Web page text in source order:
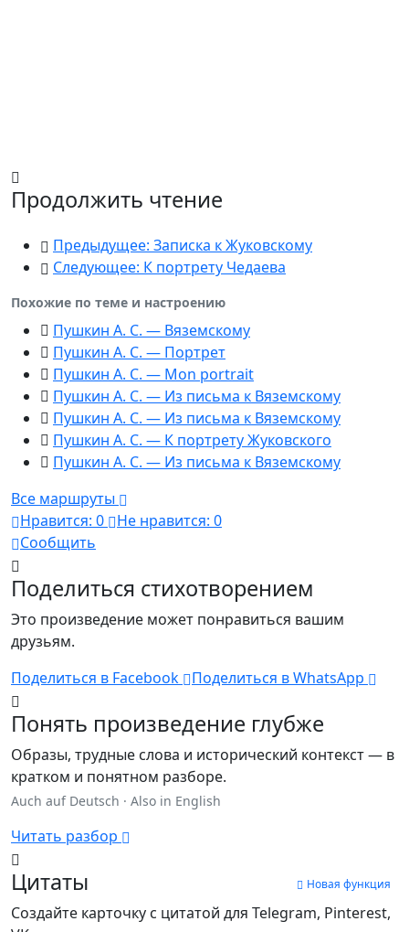
Продолжить чтение
Предыдущее: Записка к Жуковскому
Следующее: К портрету Чедаева
Похожие по теме и настроению
Пушкин А. С. — Вяземскому
Пушкин А. С. — Портрет
Пушкин А. С. — Mon portrait
Пушкин А. С. — Из письма к Вяземскому
Пушкин А. С. — Из письма к Вяземскому
Пушкин А. С. — К портрету Жуковского
Пушкин А. С. — Из письма к Вяземскому
Все маршруты
Нравится: 0 Не нравится: 0
Сообщить
Поделиться стихотворением
Это произведение может понравиться вашим
друзьям.
Поделиться в Facebook
Поделиться в WhatsApp
Понять произведение глубже
Образы, трудные слова и исторический контекст — в
кратком и понятном разборе.
Auch auf Deutsch · Also in English
Читать разбор
Цитаты Новая функция
Создайте карточку с цитатой для Telegram, Pinterest,